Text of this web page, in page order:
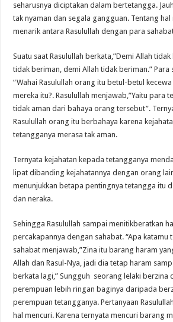
seharusnya diciptakan dalam bertetangga.
tak nyaman dan segala gangguan. Tentang hal
menarik antara Rasulullah dengan para
Suatu saat Rasulullah berkata,”Demi Allah
tidak beriman, demi Allah tidak beriman.” Para
“Wahai Rasulullah orang itu betul-betul
mereka itu?. Rasulullah menjawab,”Yaitu para
tidak aman dari bahaya orang tersebut”.
Rasulullah orang itu berbahaya karena
tetangganya merasa tak aman.
Ternyata kejahatan kepada tetangganya
lipat dibanding kejahatannya dengan orang
menunjukkan betapa pentingnya tetangga itu
dan neraka.
Sehingga Rasulullah sampai menitikberatkan
percakapannya dengan sahabat. “Apa katamu
sahabat menjawab,”Zina itu barang haram
Allah dan Rasul-Nya, jadi dia tetap haram
berkata lagi,” Sungguh seorang lelaki berzina
perempuan lebih ringan baginya daripada
perempuan tetangganya. Pertanyaan
hal mencuri. Karena ternyata mencuri barang